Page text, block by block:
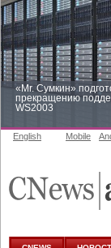
«Mr. Сумкин»
прекращению
WS2003
аналитике
English Mobile